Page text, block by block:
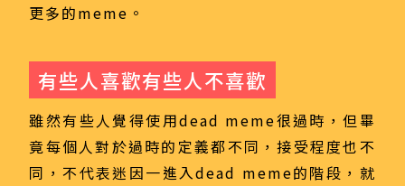
更多的meme。
有些人喜歡有些人不喜歡
雖然有些人覺得使用dead meme很過時，但畢
竟每個人對於過時的定義都不同，接受程度也不
同，不代表迷因一進入dead meme的階段，就